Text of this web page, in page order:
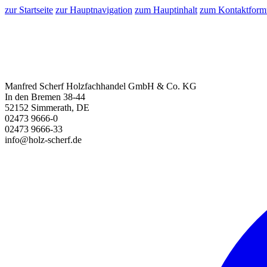
zur Startseite zur Hauptnavigation zum Hauptinhalt zum
Manfred Scherf Holzfachhandel GmbH & Co. KG
In den Bremen 38-44
52152 Simmerath, DE
02473 9666-0
02473 9666-33
info@holz-scherf.de